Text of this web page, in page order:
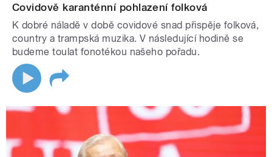
Covidově karanténní pohlazení folková
K dobré náladě v době covidové snad přispěje folková,
country a trampská muzika. V následující hodině se
budeme toulat fonotékou našeho pořadu.